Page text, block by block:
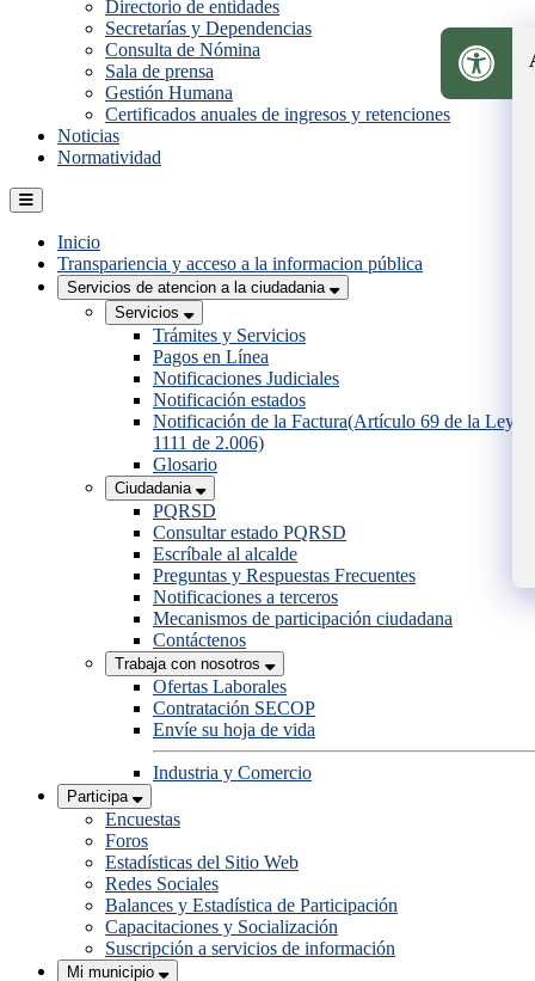
Directorio de entidades
Secretarías y Dependencias
Consulta de Nómina
Sala de prensa
Gestión Humana
Certificados anuales de ingresos y retenciones
Noticias
Normatividad
Inicio
Transpariencia y acceso a la informacion pública
Servicios de atencion a la ciudadania
Servicios
Trámites y Servicios
Pagos en Línea
Notificaciones Judiciales
Notificación estados
Notificación de la Factura(Artículo 69 de la Ley
1111 de 2.006)
Glosario
Ciudadania
PQRSD
Consultar estado PQRSD
Escríbale al alcalde
Preguntas y Respuestas Frecuentes
Notificaciones a terceros
Mecanismos de participación ciudadana
Contáctenos
Trabaja con nosotros
Ofertas Laborales
Contratación SECOP
Envíe su hoja de vida
Industria y Comercio
Participa
Encuestas
Foros
Estadísticas del Sitio Web
Redes Sociales
Balances y Estadística de Participación
Capacitaciones y Socialización
Suscripción a servicios de información
Mi municipio